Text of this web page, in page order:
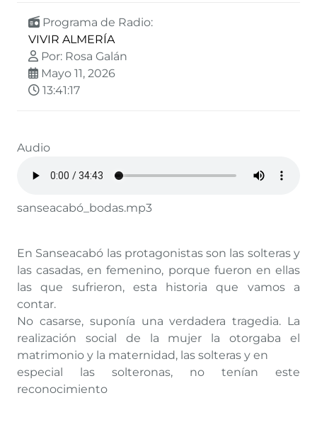
Programa de Radio:
VIVIR ALMERÍA
Por: Rosa Galán
Mayo 11, 2026
13:41:17
Audio
sanseacabó_bodas.mp3
En Sanseacabó las protagonistas son las solteras y
las casadas, en femenino, porque fueron en ellas
las que sufrieron, esta historia que vamos a
contar.
No casarse, suponía una verdadera tragedia. La
realización social de la mujer la otorgaba el
matrimonio y la maternidad, las solteras y en
especial las solteronas, no tenían este
reconocimiento